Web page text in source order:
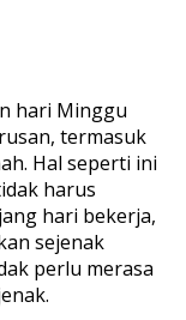
hari Minggu
termasuk
Hal seperti ini
harus
hari bekerja,
sejenak
perlu merasa